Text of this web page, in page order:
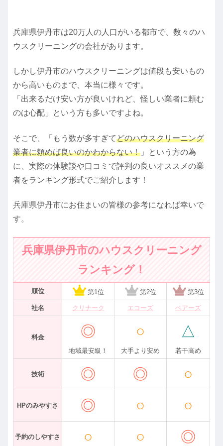
兵庫県伊丹市は20万人の人口がいる都市で、数々のハ
ウスクリーニングの会社があります。
しかし伊丹市のハウスクリーニングは値段も安いもの
から高いものまで、本当に様々です。
「出来るだけ安い方が良いけれど、怪しい業者に頼む
のは心配」という方も多いですよね。
そこで、「もう数が多すぎてどのハウスクリーニング
業者に頼めば良いのかわからない！ 」という方の為
に、実際の体験談や口コミで評判の良いオススメの業
者をランキング形式でご紹介します！
兵庫県伊丹市にお住まいの皆様の参考になれば幸いで
す。
兵庫県伊丹市のハウスクリーニング
ランキング！
順位 第1位 第2位 第3位
社名 クリナーク エコーズ ベアーズ
料金 ◎
地域最安級！
○
大手より安め
△
若干高め
技術 ◎ ◎ ○
HPのみやすさ ◎ ○ ○
予約のしやすさ ○ ○ ◎